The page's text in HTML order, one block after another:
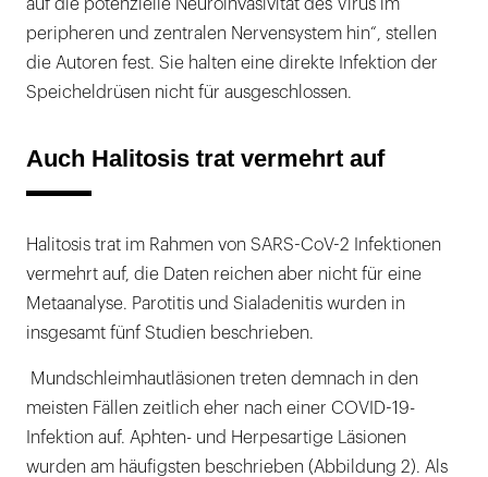
auf die potenzielle Neuroinvasivität des Virus im
peripheren und zentralen Nervensystem hin“, stellen
die Autoren fest. Sie halten eine direkte Infektion der
Speicheldrüsen nicht für ausgeschlossen.
Auch Halitosis trat vermehrt auf
Halitosis trat im Rahmen von SARS-CoV-2 Infektionen
vermehrt auf, die Daten reichen aber nicht für eine
Metaanalyse. Parotitis und Sialadenitis wurden in
insgesamt fünf Studien beschrieben.
Mundschleimhautläsionen treten demnach in den
meisten Fällen zeitlich eher nach einer COVID-19-
Infektion auf. Aphten- und Herpesartige Läsionen
wurden am häufigsten beschrieben (Abbildung 2). Als